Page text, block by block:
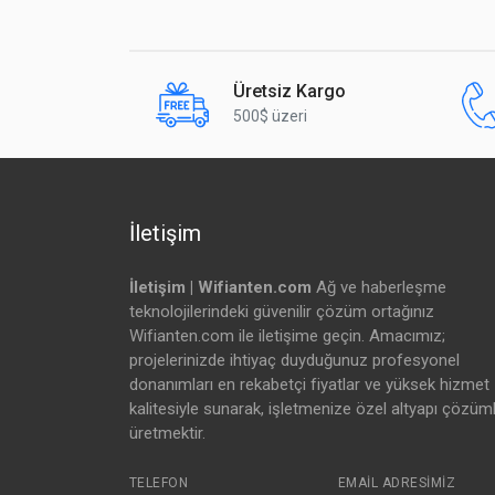
Kanal Genişlikleri
Montaj aparatları
ESD/EMP Koruması
Çalışma sıcaklığı
Çalışma Nemi
Tuz ve Sis Testi
Üretsiz Kargo
500$ üzeri
İletişim
İletişim | Wifianten.com Ağ ve haberleşme
teknolojilerindeki güvenilir çözüm ortağınız
Wifianten.com ile iletişime geçin. Amacımız;
projelerinizde ihtiyaç duyduğunuz profesyonel
donanımları en rekabetçi fiyatlar ve yüksek hizmet
kalitesiyle sunarak, işletmenize özel altyapı
üretmektir.
TELEFON EMAIL ADRESIMIZ